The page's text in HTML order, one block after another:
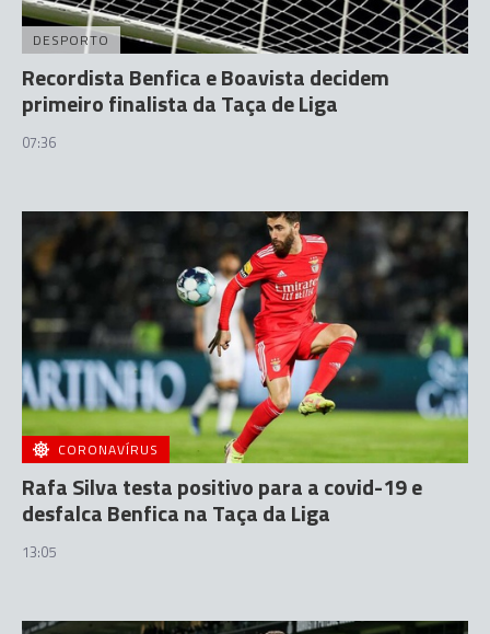
DESPORTO
Recordista Benfica e Boavista decidem
primeiro finalista da Taça de Liga
07:36
CORONAVÍRUS
Rafa Silva testa positivo para a covid-19 e
desfalca Benfica na Taça da Liga
13:05